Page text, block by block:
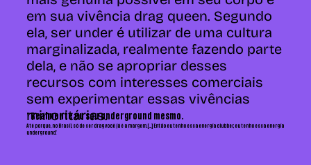
em sua vivência drag queen. Segundo
ela, ser under é utilizar de uma cultura
marginalizada, realmente fazendo parte
dela, e não se apropriar desses
recursos com interesses comerciais
sem experimentar essas vivências
minoritárias.
“Realmente eu sou underground mesmo.
Até porque, no Brasil, só de ser drag você já é a margem.[...] Então eu tenho essa energia clubber, eu tenho essa energia
underground.”